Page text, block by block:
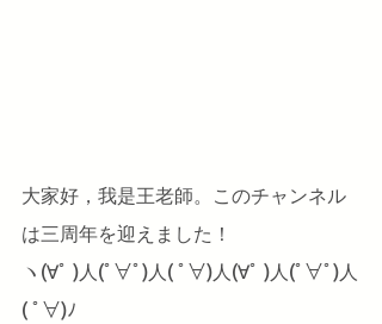
大家好，我是王老師。このチャンネル
は三周年を迎えました！
ヽ(∀ﾟ )人(ﾟ∀ﾟ)人( ﾟ∀)人(∀ﾟ )人(ﾟ∀ﾟ)人
( ﾟ∀)ﾉ